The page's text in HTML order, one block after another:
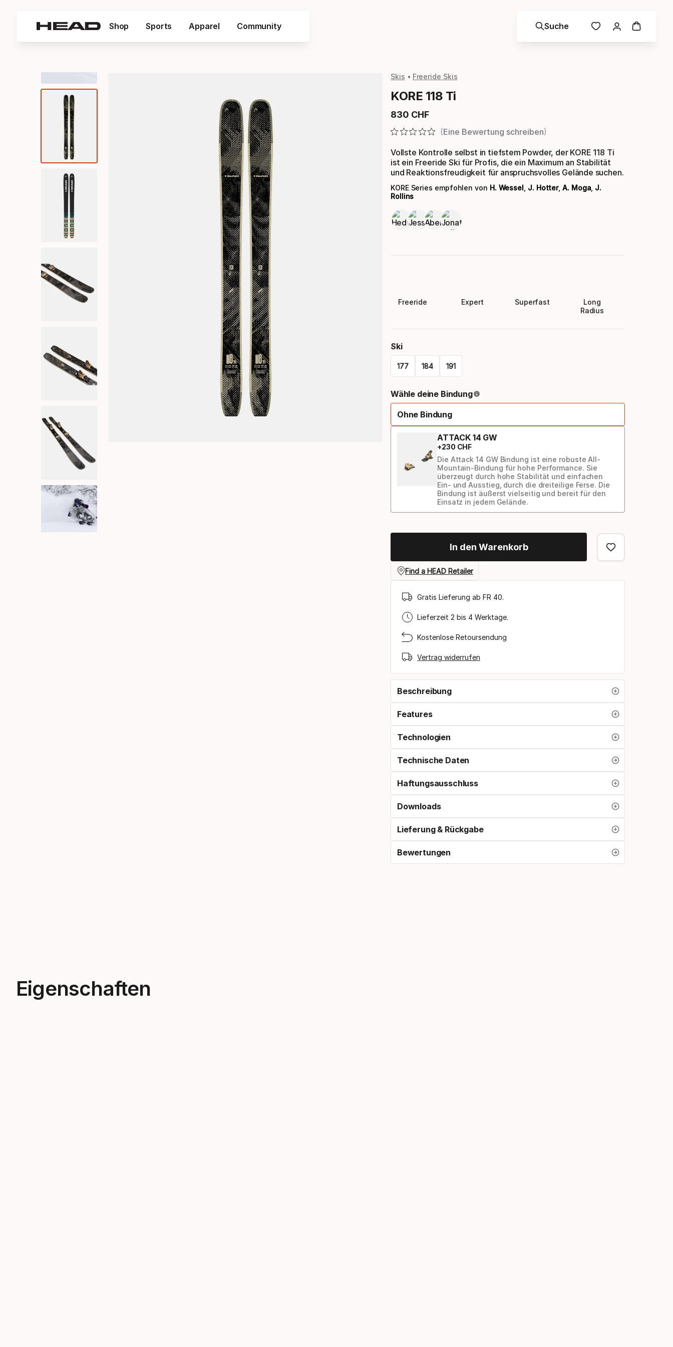
Shop Sports Apparel Community Suche
Skis Freeride Skis
KORE 118 Ti
830 CHF
Endpreis
Eine Bewertung schreiben
Vollste Kontrolle selbst in tiefstem Powder, der KORE 118 Ti
ist ein Freeride Ski für Profis, die ein Maximum an Stabilität
und Reaktionsfreudigkeit für anspruchsvolles Gelände suchen.
KORE Series empfohlen von H. Wessel J. Hotter,A. Moga, J.
Rollins
Freeride Expert Superfast
Long
Radius
Ski
177 184 191
select
option:
Wähle deine Bindung
Ohne Bindung
ATTACK 14 GW
+230 CHF
Die Attack 14 GW Bindung ist eine robuste All-
Mountain-Bindung für hohe Performance. Sie
überzeugt durch hohe Stabilität und einfachen
Ein- und Ausstieg, durch die dreiteilige Ferse. Die
Bindung ist äußerst vielseitig und bereit für den
Einsatz in jedem Gelände.
Option
In den Warenkorb
Find a HEAD Retailer
Gratis Lieferung ab FR 40.
Lieferzeit 2 bis 4 Werktage.
Kostenlose Retoursendung
Vertrag widerrufen
Beschreibung
Features
Technologien
Technische Daten
Haftungsausschluss
Downloads
Lieferung & Rückgabe
Bewertungen
Eigenschaften